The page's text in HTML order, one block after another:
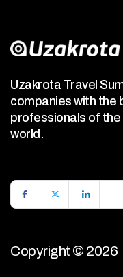
Uzakrota Travel
companies with the
professionals of
world.
Copyright © 2026